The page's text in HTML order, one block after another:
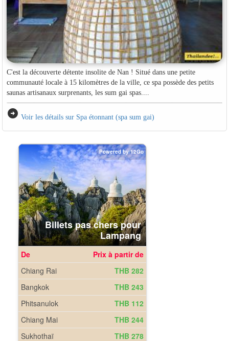
C'est la découverte détente insolite de Nan ! Situé dans une petite
communauté locale à 15 kilomètres de la ville, ce spa possède des petits
saunas artisanaux surprenants, les sum gai spas....
arrow_circle_right Voir les détails sur Spa étonnant (spa sum gai)